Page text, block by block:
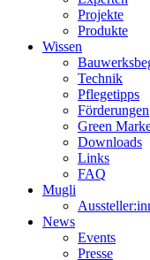
Projekte
Produkte
Wissen
Technik
Pflegetipps
Förderungen
Green
Downloads
Links
FAQ
Mugli
News
Events
Presse